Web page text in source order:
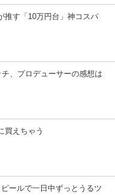
推す「10万円台」神コスパ
チ、プロデューサーの感想は
買えちゃう
ールで一日中ずっとうるツ